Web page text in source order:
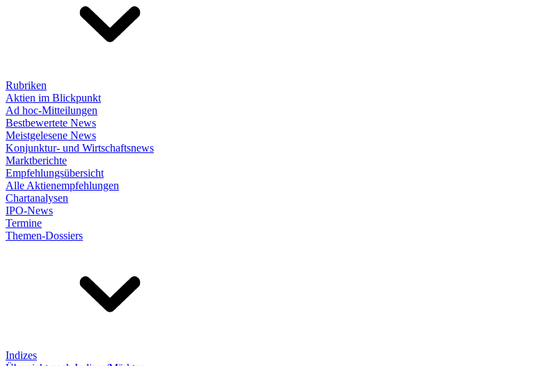
Rubriken
Aktien im Blickpunkt
Ad hoc-Mitteilungen
Bestbewertete News
Meistgelesene News
Konjunktur- und Wirtschaftsnews
Marktberichte
Empfehlungsübersicht
Alle Aktienempfehlungen
Chartanalysen
IPO-News
Termine
Themen-Dossiers
Indizes